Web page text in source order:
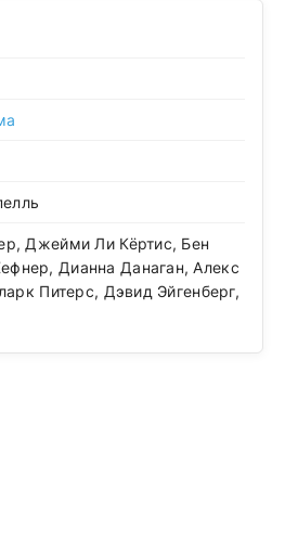
Джейми Ли Кёртис, Бен
Дианна Данаган, Алекс
Питерс, Дэвид Эйгенберг,